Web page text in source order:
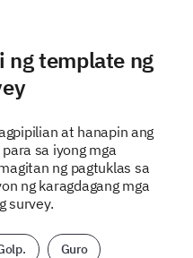
ng template ng
at hanapin ang
sa iyong mga
ng pagtuklas sa
ng karagdagang mga
survey.
Guro